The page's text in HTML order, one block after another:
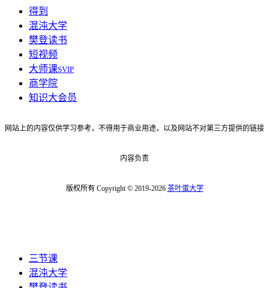
得到
混沌大学
樊登读书
短视频
大师课SVIP
商学院
知识大会员
网站上的内容仅供学习参考，不得用于商业用途，以及网站不对第三方提供的链接
内容负责
版权所有 Copyright © 2019-2026 茶叶蛋大学
三节课
混沌大学